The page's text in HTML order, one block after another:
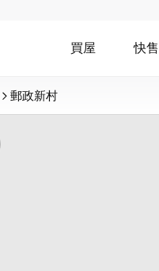
買屋 快售
郵政新村